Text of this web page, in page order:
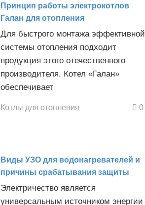
Принцип работы электрокотлов
Галан для отопления
Для быстрого монтажа эффективной
системы отопления подходит
продукция этого отечественного
производителя. Котел «Галан»
обеспечивает
Котлы для отопления 0
Виды УЗО для водонагревателей и
причины срабатывания защиты
Электричество является
универсальным источником энергии